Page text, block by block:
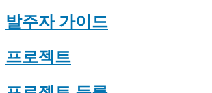
발주자 가이드
프로젝트